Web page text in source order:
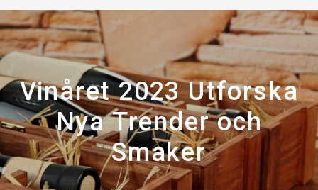
Vinåret 2023 Utforska
Nya Trender och
Smaker